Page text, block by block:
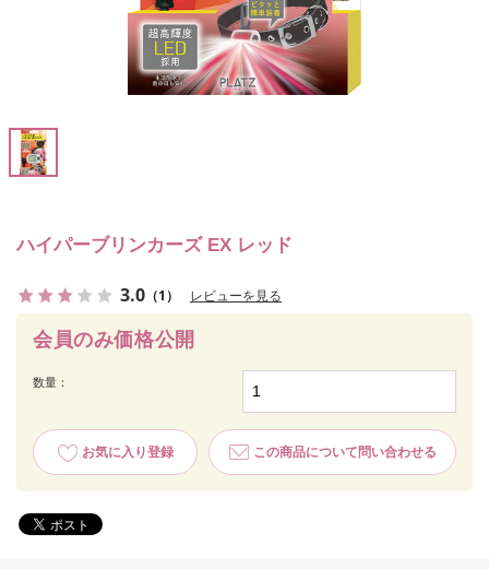
ハイパーブリンカーズ EX レッド
3.0 （1） レビューを見る
会員のみ価格公開
数量：
お気に入り登録 この商品について問い合わせる